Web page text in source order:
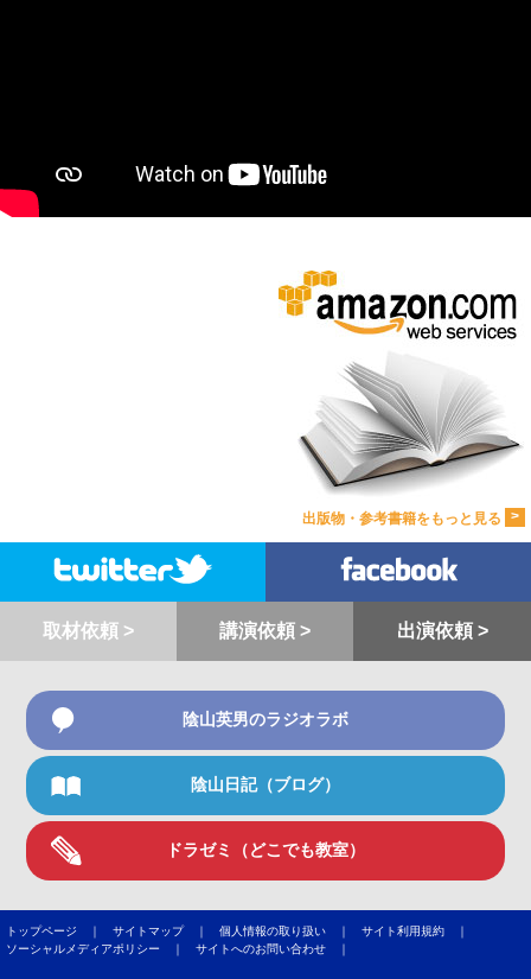
出版物・参考書籍をもっと見る >
取材依頼 > 講演依頼 > 出演依頼 >
陰山英男のラジオラボ
陰山日記（ブログ）
ドラゼミ（どこでも教室）
トップページ ｜ サイトマップ ｜ 個人情報の取り扱い ｜ サイト利用規約 ｜
ソーシャルメディアポリシー ｜ サイトへのお問い合わせ ｜